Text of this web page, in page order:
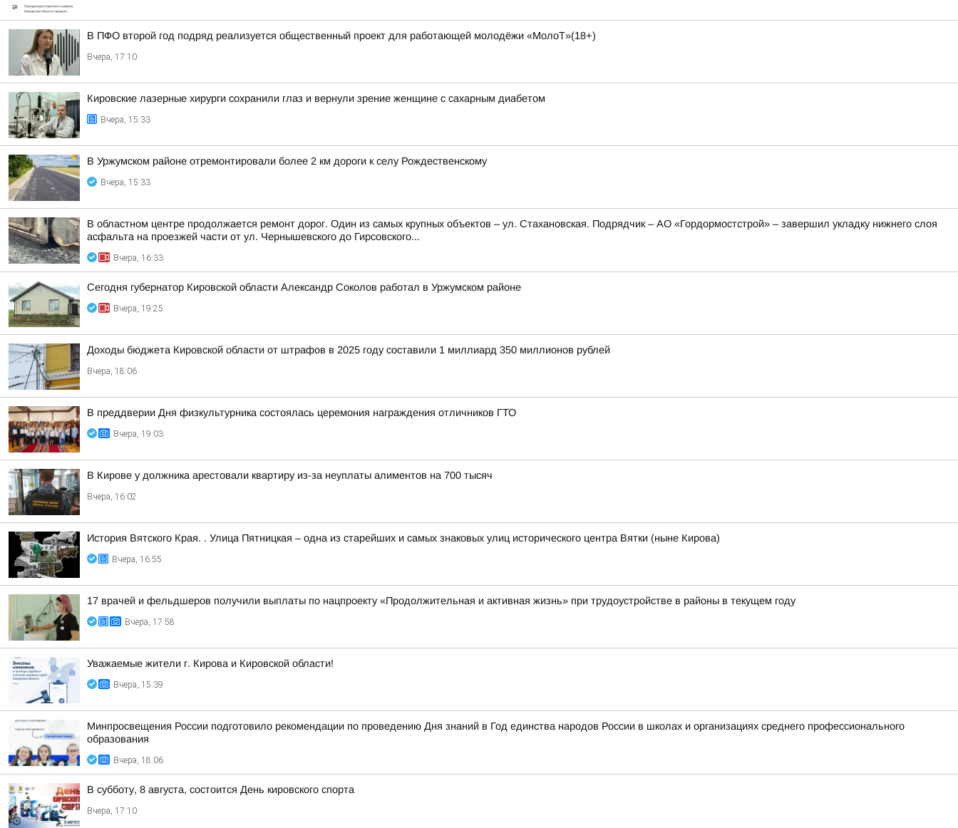
В ПФО второй год подряд реализуется общественный проект для работающей молодёжи «МолоТ»(18+)
Вчера, 17:10
Кировские лазерные хирурги сохранили глаз и вернули зрение женщине с сахарным диабетом
Вчера, 15:33
В Уржумском районе отремонтировали более 2 км дороги к селу Рождественскому
Вчера, 15:33
В областном центре продолжается ремонт дорог. Один из самых крупных объектов – ул. Стахановская. Подрядчик – АО «Гордормостстрой» – завершил укладку нижнего слоя
асфальта на проезжей части от ул. Чернышевского до Гирсовского...
Вчера, 16:33
Сегодня губернатор Кировской области Александр Соколов работал в Уржумском районе
Вчера, 19:25
Доходы бюджета Кировской области от штрафов в 2025 году составили 1 миллиард 350 миллионов рублей
Вчера, 18:06
В преддверии Дня физкультурника состоялась церемония награждения отличников ГТО
Вчера, 19:03
В Кирове у должника арестовали квартиру из-за неуплаты алиментов на 700 тысяч
Вчера, 16:02
История Вятского Края. . Улица Пятницкая – одна из старейших и самых знаковых улиц исторического центра Вятки (ныне Кирова)
Вчера, 16:55
17 врачей и фельдшеров получили выплаты по нацпроекту «Продолжительная и активная жизнь» при трудоустройстве в районы в текущем году
Вчера, 17:58
Уважаемые жители г. Кирова и Кировской области!
Вчера, 15:39
Минпросвещения России подготовило рекомендации по проведению Дня знаний в Год единства народов России в школах и организациях среднего профессионального
образования
Вчера, 18:06
В субботу, 8 августа, состоится День кировского спорта
Вчера, 17:10